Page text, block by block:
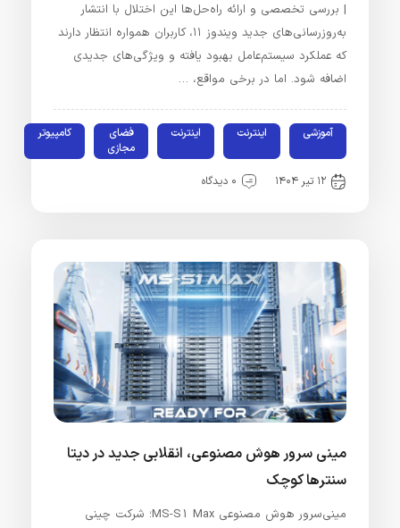
| بررسی تخصصی و ارائه راه‌حل‌ها این اختلال با انتشار
به‌روزرسانی‌های جدید ویندوز ۱۱، کاربران همواره انتظار دارند
که عملکرد سیستم‌عامل بهبود یافته و ویژگی‌های جدیدی
اضافه شود. اما در برخی مواقع، …
آموزشی اینترنت اینترنت
فضای
کامپیوتر
مینی سرور هوش مصنوعی، انقلابی جدید در دیتا
سنترها کوچک
مینی‌سرور هوش مصنوعی MS-S1 Max؛ شرکت چینی